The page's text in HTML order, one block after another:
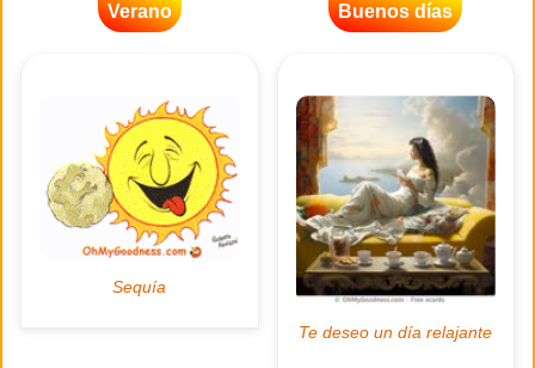
Verano Buenos días